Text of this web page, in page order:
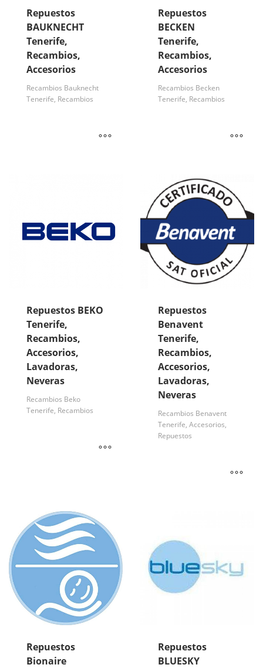
Repuestos
BAUKNECHT
Tenerife,
Recambios,
Accesorios
Recambios Bauknecht
Tenerife, Recambios
Repuestos
BECKEN
Tenerife,
Recambios,
Accesorios
Recambios Becken
Tenerife, Recambios
Repuestos BEKO
Tenerife,
Recambios,
Accesorios,
Lavadoras,
Neveras
Recambios Beko
Tenerife, Recambios
Repuestos
Benavent
Tenerife,
Recambios,
Accesorios,
Lavadoras,
Neveras
Recambios Benavent
Tenerife, Accesorios,
Repuestos
Repuestos
Bionaire
Repuestos
BLUESKY